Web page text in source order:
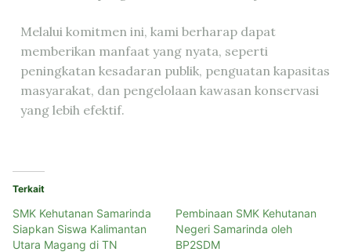
Melalui komitmen ini, kami berharap dapat
memberikan manfaat yang nyata, seperti
peningkatan kesadaran publik, penguatan kapasitas
masyarakat, dan pengelolaan kawasan konservasi
yang lebih efektif.
Terkait
SMK Kehutanan Samarinda
Siapkan Siswa Kalimantan
Utara Magang di TN
Pembinaan SMK Kehutanan
Negeri Samarinda oleh
BP2SDM